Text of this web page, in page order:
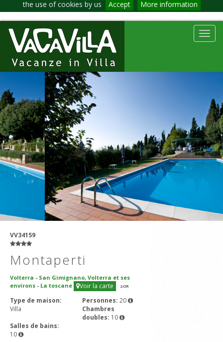
the use of cookies by us Accept More information
VV34159
Montaperti
Volterra - San Gimignano, Volterra et ses
environs - La toscane Voir la carte 2-OR
Type de maison:
Villa
Personnes: 20
Chambres
doubles: 10
Salles de bains:
10